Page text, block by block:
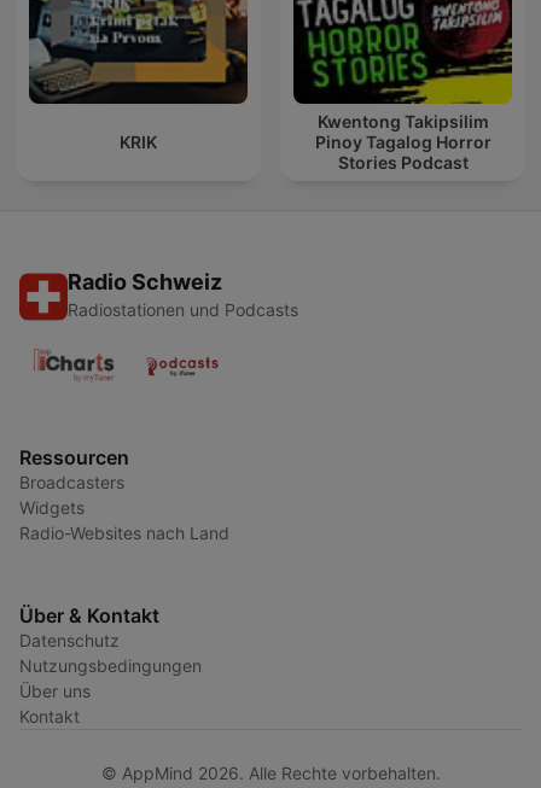
KRIK
Kwentong Takipsilim
Pinoy Tagalog Horror
Stories Podcast
Radio Schweiz
Radiostationen und Podcasts
Ressourcen
Broadcasters
Widgets
Radio-Websites nach Land
Über & Kontakt
Datenschutz
Nutzungsbedingungen
Über uns
Kontakt
© AppMind 2026. Alle Rechte vorbehalten.